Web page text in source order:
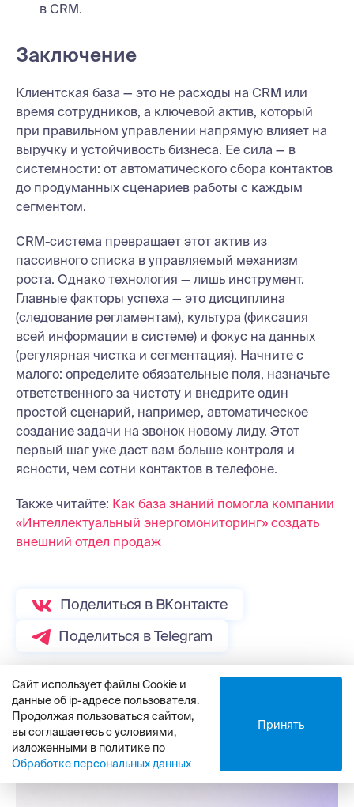
Сайт использует файлы Cookie и
данные об ip-адресе пользователя.
Продолжая пользоваться сайтом,
вы соглашаетесь с условиями,
изложенными в политике по
Обработке персональных данных
Принять
в CRM.
Заключение
Клиентская база — это не расходы на CRM или
время сотрудников, а ключевой актив, который
при правильном управлении напрямую влияет на
выручку и устойчивость бизнеса. Ее сила — в
системности: от автоматического сбора контактов
до продуманных сценариев работы с каждым
сегментом.
CRM-система превращает этот актив из
пассивного списка в управляемый механизм
роста. Однако технология — лишь инструмент.
Главные факторы успеха — это дисциплина
(следование регламентам), культура (фиксация
всей информации в системе) и фокус на данных
(регулярная чистка и сегментация). Начните с
малого: определите обязательные поля, назначьте
ответственного за чистоту и внедрите один
простой сценарий, например, автоматическое
создание задачи на звонок новому лиду. Этот
первый шаг уже даст вам больше контроля и
ясности, чем сотни контактов в телефоне.
Также читайте: Как база знаний помогла компании
«Интеллектуальный энергомониторинг» создать
внешний отдел продаж
Поделиться в ВКонтакте
Поделиться в Telegram
Все статьи